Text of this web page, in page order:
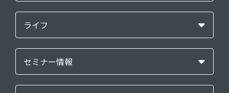
ライフ
セミナー情報